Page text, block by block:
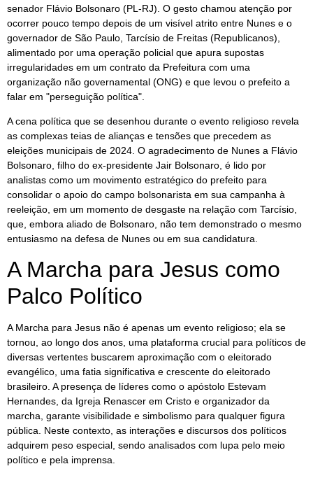
senador Flávio Bolsonaro (PL-RJ). O gesto chamou atenção por
ocorrer pouco tempo depois de um visível atrito entre Nunes e o
governador de São Paulo, Tarcísio de Freitas (Republicanos),
alimentado por uma operação policial que apura supostas
irregularidades em um contrato da Prefeitura com uma
organização não governamental (ONG) e que levou o prefeito a
falar em "perseguição política".
A cena política que se desenhou durante o evento religioso revela
as complexas teias de alianças e tensões que precedem as
eleições municipais de 2024. O agradecimento de Nunes a Flávio
Bolsonaro, filho do ex-presidente Jair Bolsonaro, é lido por
analistas como um movimento estratégico do prefeito para
consolidar o apoio do campo bolsonarista em sua campanha à
reeleição, em um momento de desgaste na relação com Tarcísio,
que, embora aliado de Bolsonaro, não tem demonstrado o mesmo
entusiasmo na defesa de Nunes ou em sua candidatura.
A Marcha para Jesus como
Palco Político
A Marcha para Jesus não é apenas um evento religioso; ela se
tornou, ao longo dos anos, uma plataforma crucial para políticos de
diversas vertentes buscarem aproximação com o eleitorado
evangélico, uma fatia significativa e crescente do eleitorado
brasileiro. A presença de líderes como o apóstolo Estevam
Hernandes, da Igreja Renascer em Cristo e organizador da
marcha, garante visibilidade e simbolismo para qualquer figura
pública. Neste contexto, as interações e discursos dos políticos
adquirem peso especial, sendo analisados com lupa pelo meio
político e pela imprensa.